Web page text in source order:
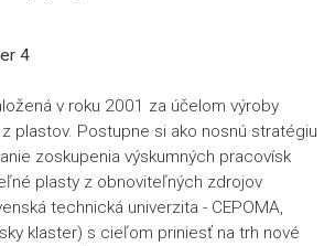
4
v roku 2001 za účelom výroby
plastov. Postupne si ako nosnú stratégiu
zoskupenia výskumných pracovísk
plasty z obnoviteľných zdrojov
technická univerzita - CEPOMA,
klaster) s cieľom priniesť na trh nové